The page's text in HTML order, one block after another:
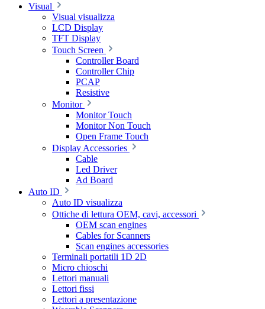
Visual
Visual visualizza
LCD Display
TFT Display
Touch Screen
Controller Board
Controller Chip
PCAP
Resistive
Monitor
Monitor Touch
Monitor Non Touch
Open Frame Touch
Display Accessories
Cable
Led Driver
Ad Board
Auto ID
Auto ID visualizza
Ottiche di lettura OEM, cavi, accessori
OEM scan engines
Cables for Scanners
Scan engines accessories
Terminali portatili 1D 2D
Micro chioschi
Lettori manuali
Lettori fissi
Lettori a presentazione